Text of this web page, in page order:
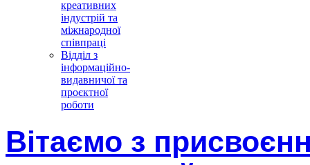
креативних
індустрій та
міжнародної
співпраці
Відділ з
інформаційно-
видавничої та
проєктної
роботи
Вітаємо з